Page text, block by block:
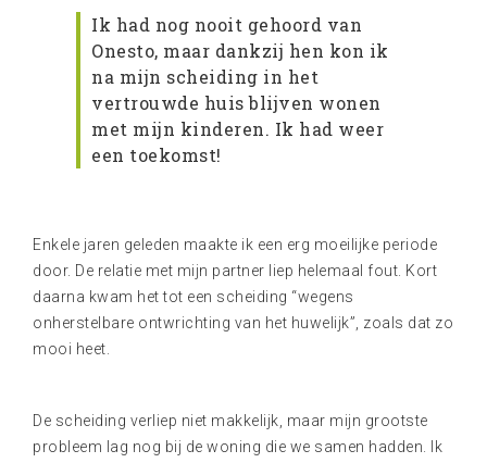
Ik had nog nooit gehoord van
Onesto, maar dankzij hen kon ik
na mijn scheiding in het
vertrouwde huis blijven wonen
met mijn kinderen. Ik had weer
een toekomst!
Enkele jaren geleden maakte ik een erg moeilijke periode
door. De relatie met mijn partner liep helemaal fout. Kort
daarna kwam het tot een scheiding “wegens
onherstelbare ontwrichting van het huwelijk”, zoals dat zo
mooi heet.
De scheiding verliep niet makkelijk, maar mijn grootste
probleem lag nog bij de woning die we samen hadden. Ik